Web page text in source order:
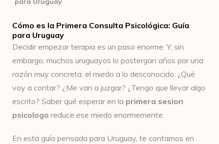
Cómo es la Primera Consulta Psicológica: Guía
para Uruguay
Decidir empezar terapia es un paso enorme. Y, sin
embargo, muchos uruguayos lo postergan años por una
razón muy concreta: el miedo a lo desconocido. ¿Qué
voy a contar? ¿Me van a juzgar? ¿Tengo que llevar algo
escrito? Saber qué esperar en la primera sesion
psicologo reduce ese miedo enormemente.
En esta guía pensada para Uruguay, te contamos en